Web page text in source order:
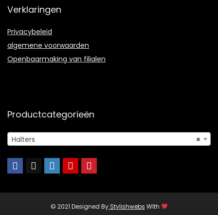
Verklaringen
Privacybeleid
algemene voorwaarden
Openbaarmaking van filialen
Productcategorieën
×
Halters
© 2021 Designed ByStylishwebs WIth